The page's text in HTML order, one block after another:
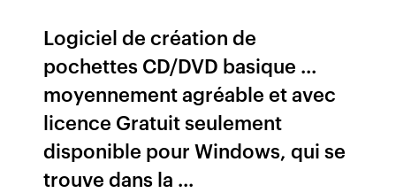
Logiciel de création de
pochettes CD/DVD basique ...
moyennement agréable et avec
licence Gratuit seulement
disponible pour Windows, qui se
trouve dans la ...